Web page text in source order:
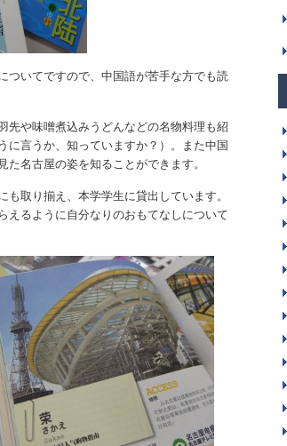
ついてですので、中国語が苦手な方でも読
先や味噌煮込みうどんなどの名物料理も紹
に言うか、知っていますか？）。また中国
名古屋の姿を知ることができます。
取り揃え、本学学生に貸出しています。
えるように自分なりのおもてなしについて